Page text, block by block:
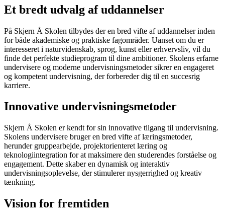
Et bredt udvalg af uddannelser
På Skjern Å Skolen tilbydes der en bred vifte af uddannelser inden
for både akademiske og praktiske fagområder. Uanset om du er
interesseret i naturvidenskab, sprog, kunst eller erhvervsliv, vil du
finde det perfekte studieprogram til dine ambitioner. Skolens erfarne
undervisere og moderne undervisningsmetoder sikrer en engageret
og kompetent undervisning, der forbereder dig til en succesrig
karriere.
Innovative undervisningsmetoder
Skjern Å Skolen er kendt for sin innovative tilgang til undervisning.
Skolens undervisere bruger en bred vifte af læringsmetoder,
herunder gruppearbejde, projektorienteret læring og
teknologiintegration for at maksimere den studerendes forståelse og
engagement. Dette skaber en dynamisk og interaktiv
undervisningsoplevelse, der stimulerer nysgerrighed og kreativ
tænkning.
Vision for fremtiden